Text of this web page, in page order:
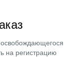
на регистрацию